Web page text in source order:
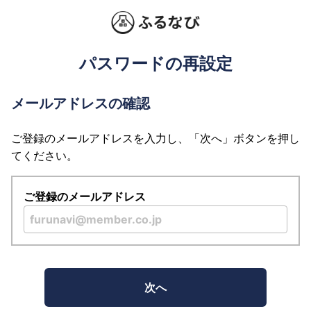
パスワードの再設定
メールアドレスの確認
ご登録のメールアドレスを入力し、「次へ」ボタンを押し
てください。
ご登録のメールアドレス